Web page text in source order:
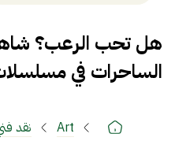
هل تحب الرعب؟
الساحرات في
Art نقد